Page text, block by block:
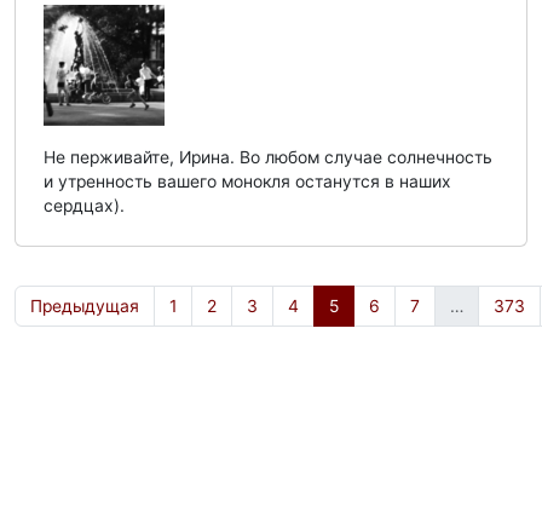
Не перживайте, Ирина. Во любом случае солнечность
и утренность вашего монокля останутся в наших
сердцах).
Предыдущая 1 2 3 4 5 6 7 … 373